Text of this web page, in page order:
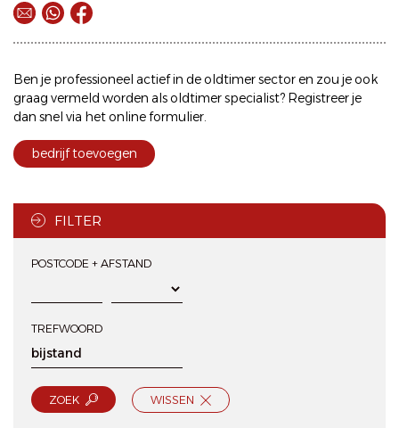
Ben je professioneel actief in de oldtimer sector en zou je ook
graag vermeld worden als oldtimer specialist? Registreer je
dan snel via hetonline formulier.
bedrijf toevoegen
FILTER
POSTCODE + AFSTAND
TREFWOORD
ZOEK WISSEN